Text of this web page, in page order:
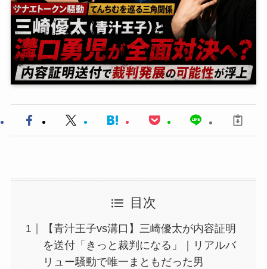
目次
【青汁王子vs溝口】三崎優太が内容証明
を送付「きっと裁判になる」｜リアルバ
リュー騒動で唯一まともだった男